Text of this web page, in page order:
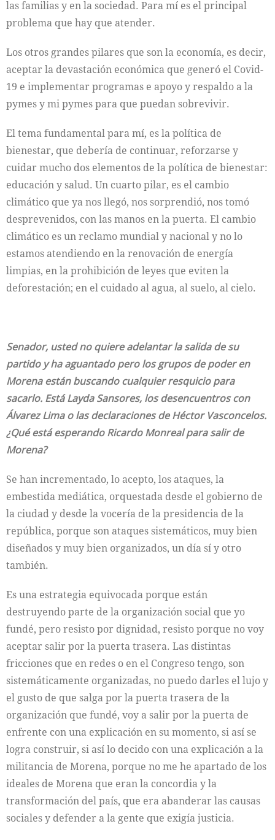
las familias y en la sociedad. Para mí es el principal
problema que hay que atender.
Los otros grandes pilares que son la economía, es decir,
aceptar la devastación económica que generó el Covid-
19 e implementar programas e apoyo y respaldo a la
pymes y mi pymes para que puedan sobrevivir.
El tema fundamental para mí, es la política de
bienestar, que debería de continuar, reforzarse y
cuidar mucho dos elementos de la política de bienestar:
educación y salud. Un cuarto pilar, es el cambio
climático que ya nos llegó, nos sorprendió, nos tomó
desprevenidos, con las manos en la puerta. El cambio
climático es un reclamo mundial y nacional y no lo
estamos atendiendo en la renovación de energía
limpias, en la prohibición de leyes que eviten la
deforestación; en el cuidado al agua, al suelo, al cielo.
Senador, usted no quiere adelantar la salida de su
partido y ha aguantado pero los grupos de poder en
Morena están buscando cualquier resquicio para
sacarlo. Está Layda Sansores, los desencuentros con
Álvarez Lima o las declaraciones de Héctor Vasconcelos.
¿Qué está esperando Ricardo Monreal para salir de
Morena?
Se han incrementado, lo acepto, los ataques, la
embestida mediática, orquestada desde el gobierno de
la ciudad y desde la vocería de la presidencia de la
república, porque son ataques sistemáticos, muy bien
diseñados y muy bien organizados, un día sí y otro
también.
Es una estrategia equivocada porque están
destruyendo parte de la organización social que yo
fundé, pero resisto por dignidad, resisto porque no voy
aceptar salir por la puerta trasera. Las distintas
fricciones que en redes o en el Congreso tengo, son
sistemáticamente organizadas, no puedo darles el lujo y
el gusto de que salga por la puerta trasera de la
organización que fundé, voy a salir por la puerta de
enfrente con una explicación en su momento, si así se
logra construir, si así lo decido con una explicación a la
militancia de Morena, porque no me he apartado de los
ideales de Morena que eran la concordia y la
transformación del país, que era abanderar las causas
sociales y defender a la gente que exigía justicia.